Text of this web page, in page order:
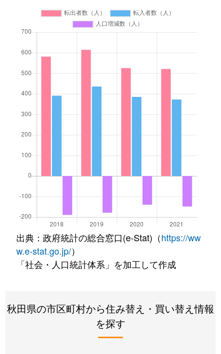
出典：政府統計の総合窓口(e-Stat)（https://ww
w.e-stat.go.jp/）
「社会・人口統計体系」を加工して作成
秋田県の市区町村から住み替え・買い替え情報
を探す